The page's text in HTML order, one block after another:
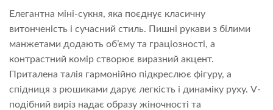
Елегантна міні-сукня, яка поєднує класичну
витонченість і сучасний стиль. Пишні рукави з білими
манжетами додають об’єму та граціозності, а
контрастний комір створює виразний акцент.
Приталена талія гармонійно підкреслює фігуру, а
спідниця з рюшиками дарує легкість і динаміку руху. V-
подібний виріз надає образу жіночності та